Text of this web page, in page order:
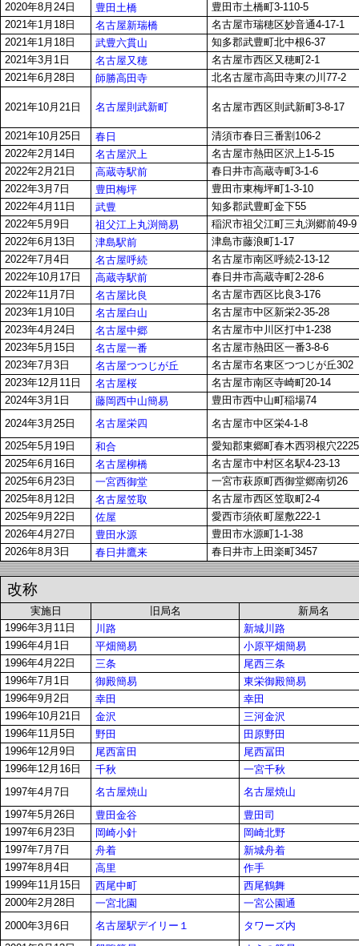
2020年8月24日
豊田土橋
豊田市土橋町3-110-5
2021年1月18日
名古屋新瑞橋
名古屋市瑞穂区妙音通4-17-1
2021年1月18日
武豊六貫山
知多郡武豊町北中根6-37
2021年3月1日
名古屋又穂
名古屋市西区又穂町2-1
2021年6月28日
師勝高田寺 北名古屋市高田寺東の川77-2
2021年10月21日 名古屋則武新町 名古屋市西区則武新町3-8-17
2021年10月25日 春日
清須市春日三番割106-2
2022年2月14日
名古屋沢上
名古屋市熱田区沢上1-5-15
2022年2月21日
高蔵寺駅前
春日井市高蔵寺町3-1-6
2022年3月7日
豊田梅坪
豊田市東梅坪町1-3-10
2022年4月11日
武豊
知多郡武豊町金下55
2022年5月9日
祖父江上丸渕簡易
稲沢市祖父江町三丸渕郷前49-9
2022年6月13日
津島駅前
津島市藤浪町1-17
2022年7月4日
名古屋呼続
名古屋市南区呼続2-13-12
2022年10月17日
高蔵寺駅前
春日井市高蔵寺町2-28-6
2022年11月7日
名古屋比良
名古屋市西区比良3-176
2023年1月10日
名古屋白山
名古屋市中区新栄2-35-28
2023年4月24日
名古屋中郷
名古屋市中川区打中1-238
2023年5月15日
名古屋一番
名古屋市熱田区一番3-8-6
2023年7月3日
名古屋つつじが丘
名古屋市名東区つつじが丘302
2023年12月11日
名古屋桜
名古屋市南区寺崎町20-14
2024年3月1日
藤岡西中山簡易
豊田市西中山町稲場74
2024年3月25日
名古屋栄四
名古屋市中区栄4-1-8
2025年5月19日
和合
愛知郡東郷町春木西羽根穴
2025年6月16日
名古屋柳橋
名古屋市中村区名駅4-23-13
2025年6月23日
一宮西御堂
一宮市萩原町西御堂郷南切26
2025年8月12日
名古屋笠取
名古屋市西区笠取町2-4
2025年9月22日
佐屋
愛西市須依町屋敷222-1
2026年4月27日
豊田水源
豊田市水源町1-1-38
2026年8月3日
春日井鷹来 春日井市上田楽町3457
改称
実施日 旧局名
新局名
1996年3月11日
川路
新城川路
1996年4月1日
平畑簡易
小原平畑簡易
1996年4月22日
三条
尾西三条
1996年7月1日
御殿簡易
東栄御殿簡易
1996年9月2日
幸田
幸田
1996年10月21日
金沢
三河金沢
1996年11月5日
野田
田原野田
1996年12月9日
尾西富田
尾西冨田
1996年12月16日
千秋
一宮千秋
1997年4月7日
名古屋焼山
名古屋焼山
1997年5月26日
豊田金谷
豊田司
1997年6月23日
岡崎小針
岡崎北野
1997年7月7日
舟着
新城舟着
1997年8月4日
高里
作手
1999年11月15日
西尾中町
西尾鶴舞
2000年2月28日
一宮北園
一宮公園通
2000年3月6日
名古屋駅デイリー１
タワーズ内